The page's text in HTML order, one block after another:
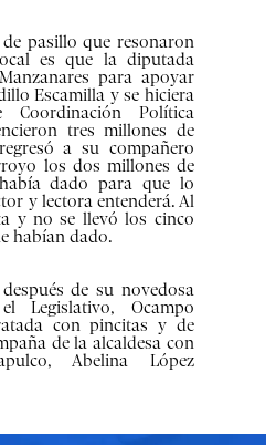
pasillo que resonaron
es que la diputada
para apoyar
Escamilla y se hiciera
Política
tres millones de
a su compañero
los dos millones de
dado para que lo
y lectora entenderá. Al
y no se llevó los cinco
habían dado.
de su novedosa
Legislativo, Ocampo
con pincitas y de
de la alcaldesa con
Abelina López